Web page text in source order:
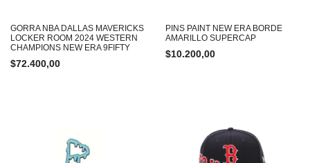
GORRA NBA DALLAS MAVERICKS
LOCKER ROOM 2024 WESTERN
CHAMPIONS NEW ERA 9FIFTY
$72.400,00
PINS PAINT NEW ERA BORDE
AMARILLO SUPERCAP
$10.200,00